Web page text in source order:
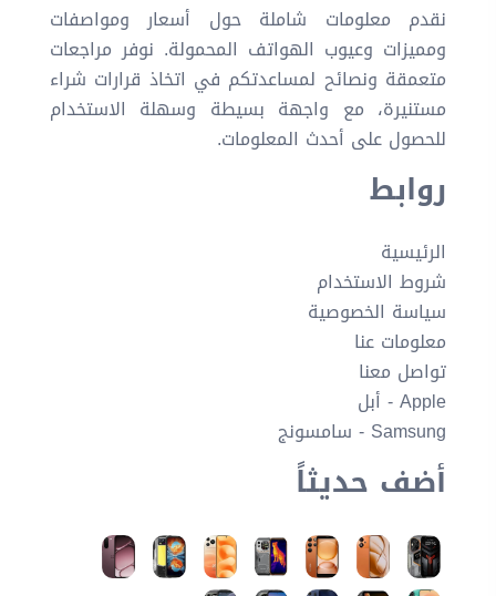
نقدم معلومات شاملة حول أسعار ومواصفات
ومميزات وعيوب الهواتف المحمولة. نوفر مراجعات
متعمقة ونصائح لمساعدتكم في اتخاذ قرارات شراء
مستنيرة، مع واجهة بسيطة وسهلة الاستخدام
للحصول على أحدث المعلومات.
روابط
الرئيسية
شروط الاستخدام
سياسة الخصوصية
معلومات عنا
تواصل معنا
Apple - أبل
Samsung - سامسونج
أضف حديثاً